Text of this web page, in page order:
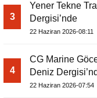
3
Yener Tekne
Dergisi’nde
22 Haziran 2026-08:11
4
CG Marine
Deniz
22 Haziran 2026-07:54